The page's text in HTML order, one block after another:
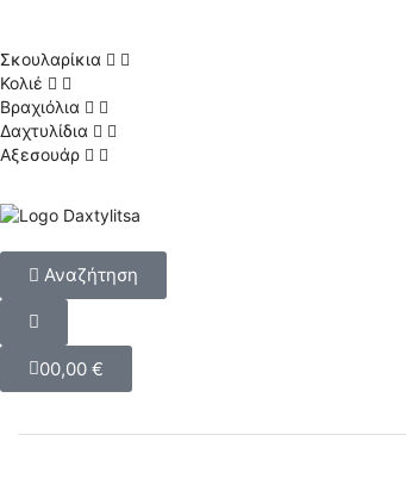
Σκουλαρίκια
Κολιέ
Βραχιόλια
Δαχτυλίδια
Αξεσουάρ
Αναζήτηση
00,00 €